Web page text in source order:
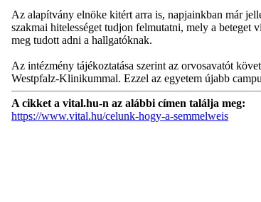
Az alapítvány elnöke kitért arra is, napjainkban már
szakmai hitelességet tudjon felmutatni, mely a beteget
meg tudott adni a hallgatóknak.
Az intézmény tájékoztatása szerint az orvosavatót
Westpfalz-Klinikummal. Ezzel az egyetem újabb
A cikket a vital.hu-n az alábbi címen találja meg:
https://www.vital.hu/celunk-hogy-a-semmelweis